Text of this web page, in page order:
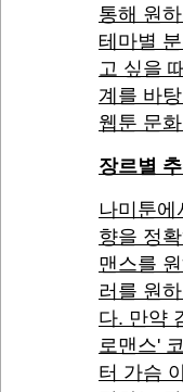
통해 원
테마별
고 싶을
계를 바
웹툰 문
장르별
나미툰
향을 정
맨스를
러를 원
다. 만약
로맨스'
터 가슴